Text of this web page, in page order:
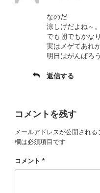
なのだ
涼しげだよね～。
でも朝でもかな
実はメゲてあれ
明日はがんばろ
返信する
コメントを残す
メールアドレスが公開される
欄は必須項目です
コメント *